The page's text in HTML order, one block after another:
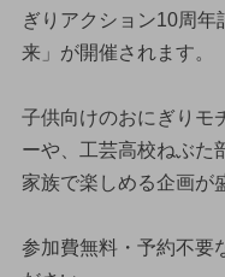
ぎりアクション10周
来」が開催されます。
子供向けのおにぎりモ
ーや、工芸高校ねぶた
家族で楽しめる企画が
参加費無料・予約不要